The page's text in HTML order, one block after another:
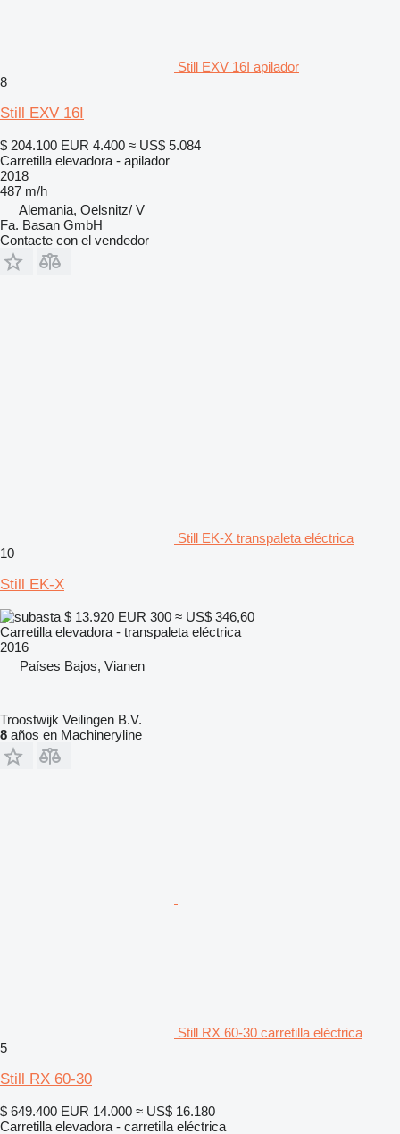
Still EXV 16I apilador
8
Still EXV 16I
$ 204.100 EUR 4.400 ≈ US$ 5.084
Carretilla elevadora - apilador
2018
487 m/h
Alemania, Oelsnitz/ V
Fa. Basan GmbH
Contacte con el vendedor
Still EK-X transpaleta eléctrica
10
Still EK-X
$ 13.920 EUR 300 ≈ US$ 346,60
Carretilla elevadora - transpaleta eléctrica
2016
Países Bajos, Vianen
Troostwijk Veilingen B.V.
8 años en Machineryline
Still RX 60-30 carretilla eléctrica
5
Still RX 60-30
$ 649.400 EUR 14.000 ≈ US$ 16.180
Carretilla elevadora - carretilla eléctrica